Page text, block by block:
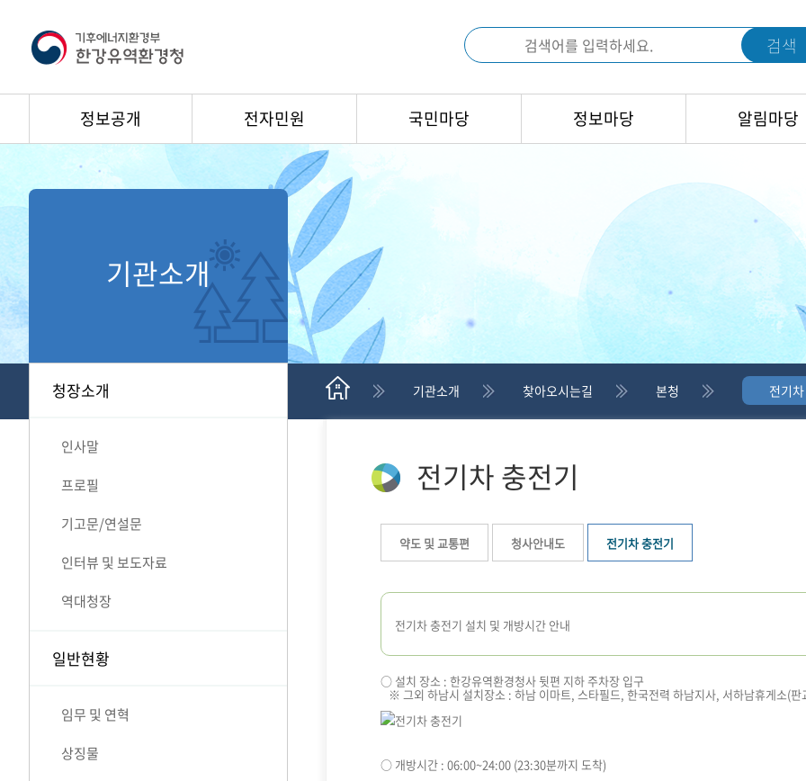
검색
정보공개 전자민원 국민마당 정보마당 알림마당
기관소개 찾아오시는길 본청 전기
기관소개
청장소개
인사말
프로필
기고문/연설문
인터뷰 및 보도자료
역대청장
일반현황
임무 및 연혁
상징물
전기차 충전기
약도 및 교통편 청사안내도 전기차 충전기
전기차 충전기 설치 및 개방시간 안내
○ 설치 장소 : 한강유역환경청사 뒷편 지하 주차장 입구
※ 그외 하남시 설치장소 : 하남 이마트, 스타필드, 한국전력 하남지사, 서하남휴게소(판
○ 개방시간 : 06:00~24:00 (23:30분까지 도착)